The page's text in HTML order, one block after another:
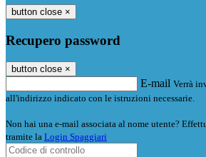
button close ×
Recupero password
button close ×
E-mail Verrà
all'indirizzo indicato con le istruzioni necessarie.
Non hai una e-mail associata al nome utente?
tramite la Login Spaggiari